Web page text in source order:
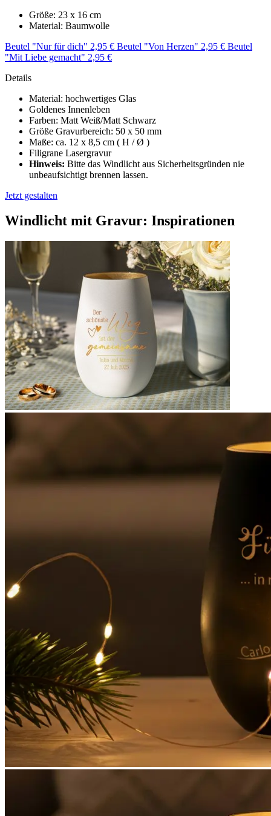
Größe: 23 x 16 cm
Material: Baumwolle
Beutel "Nur für dich" 2,95 € Beutel "Von Herzen" 2,95 € Beutel
"Mit Liebe gemacht" 2,95 €
Details
Material: hochwertiges Glas
Goldenes Innenleben
Farben: Matt Weiß/Matt Schwarz
Größe Gravurbereich: 50 x 50 mm
Maße: ca. 12 x 8,5 cm ( H / Ø )
Filigrane Lasergravur
Hinweis: Bitte das Windlicht aus Sicherheitsgründen nie
unbeaufsichtigt brennen lassen.
Jetzt gestalten
Windlicht mit Gravur: Inspirationen